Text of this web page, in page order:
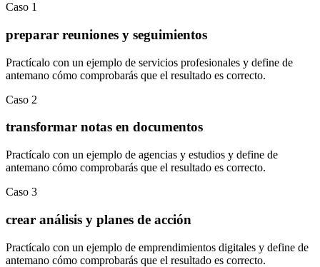
Caso 1
preparar reuniones y seguimientos
Practícalo con un ejemplo de servicios profesionales y define de
antemano cómo comprobarás que el resultado es correcto.
Caso 2
transformar notas en documentos
Practícalo con un ejemplo de agencias y estudios y define de
antemano cómo comprobarás que el resultado es correcto.
Caso 3
crear análisis y planes de acción
Practícalo con un ejemplo de emprendimientos digitales y define de
antemano cómo comprobarás que el resultado es correcto.